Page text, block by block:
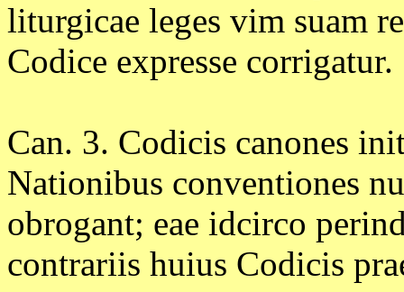
liturgicae leges vim suam
Codice expresse corrigatur.
Can. 3. Codicis canones
Nationibus conventiones
obrogant; eae idcirco
contrariis huius Codicis